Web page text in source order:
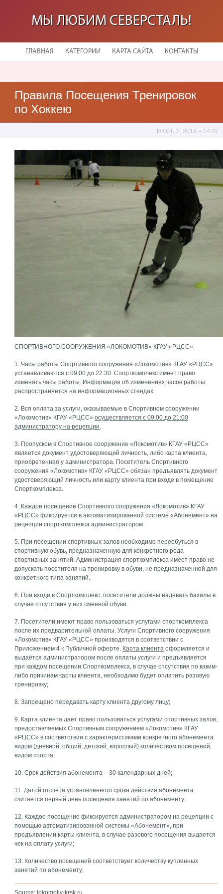
МЫ ЛЮБИМ СЕВЕРСТАЛЬ!
ГЛАВНАЯ КАТЕГОРИИ КАРТА САЙТА КОНТАКТЫ
Правила Посещения Тренировок
по Хоккею
ИЮЛЬ 2, 2019 – 14:07
СПОРТИВНОГО СООРУЖЕНИЯ «ЛОКОМОТИВ» КГАУ «РЦСС»
1. Часы работы Спортивного сооружения «Локомотив» КГАУ «РЦСС»
устанавливаются с 09:00 до 22:30. Спорткомплекс имеет право
изменять часы работы. Информация об изменениях часов работы
распространяется на информационных стендах.
2. Вся оплата за услуги, оказываемые в Спортивном сооружении
«Локомотив» КГАУ «РЦСС»осуществляется с 09:00 до 21:00
администратору на рецепции.
3. Пропуском в Спортивное сооружение «Локомотив» КГАУ «РЦСС»
является документ удостоверяющий личность, либо карта клиента,
приобретенная у администратора. Посетитель Спортивного
сооружения «Локомотив» КГАУ «РЦСС» обязан предъявлять документ
удостоверяющий личность или карту клиента при входе в помещение
Спорткомплекса.
4. Каждое посещение Спортивного сооружения «Локомотив» КГАУ
«РЦСС» фиксируется в автоматизированной системе «Абонемент» на
рецепции спорткомплекса администратором.
5. При посещении спортивных залов необходимо переобуться в
спортивную обувь, предназначенную для конкретного рода
спортивных занятий. Администрация спорткомплекса имеет право не
допускать посетителя на тренировку в обуви, не предназначенной для
конкретного типа занятий.
6. При входе в Спорткомплекс, посетители должны надевать бахилы в
случае отсутствия у них сменной обуви.
7. Посетители имеют право пользоваться услугами спорткомплекса
после их предварительной оплаты. Услуги Спортивного сооружения
«Локомотив» КГАУ «РЦСС» производятся в соответствии с
Приложением 4 к Публичной оферте. Карта клиента оформляется и
выдаётся администратором после оплаты услуги и предъявляется
при каждом посещении Спорткомплекса, в случае отсутствия по каким-
либо причинам карты клиента, необходимо будет оплатить разовую
тренировку;
8. Запрещено передавать карту клиента другому лицу;
9. Карта клиента дает право пользоваться услугами спортивных залов,
предоставляемых Спортивным сооружением «Локомотив» КГАУ
«РЦСС» в соответствии с характеристиками конкретного абонемента:
видом (дневной, общий, детский, взрослый) количеством посещений,
видом спорта;
10. Срок действия абонемента – 30 календарных дней;
11. Датой отсчета установленного срока действия абонемента
считается первый день посещения занятий по абонементу;
12. Каждое посещение фиксируется администратором на рецепции с
помощью автоматизированной системы «Абонемент», при
предъявлении карты клиента, в случае разового посещения выдается
чек на оплату услуги;
13. Количество посещений соответствует количеству купленных
занятий по абонементу;
Source: lokomotiv-krsk.ru